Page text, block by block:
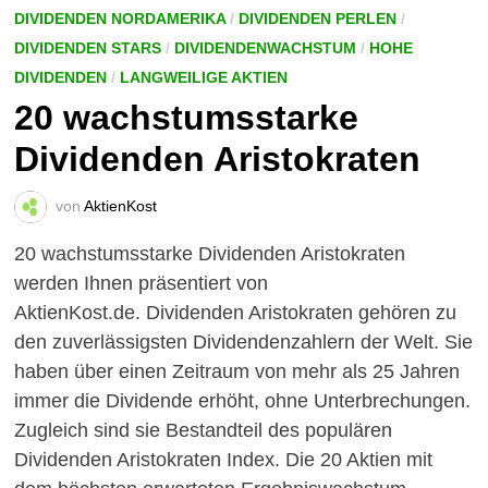
DIVIDENDEN NORDAMERIKA/ DIVIDENDEN PERLEN/
DIVIDENDEN STARS/ DIVIDENDENWACHSTUM / HOHE
DIVIDENDEN/ LANGWEILIGE AKTIEN
20 wachstumsstarke
Dividenden Aristokraten
von AktienKost
20 wachstumsstarke Dividenden Aristokraten
werden Ihnen präsentiert von
AktienKost.de. Dividenden Aristokraten gehören zu
den zuverlässigsten Dividendenzahlern der Welt. Sie
haben über einen Zeitraum von mehr als 25 Jahren
immer die Dividende erhöht, ohne Unterbrechungen.
Zugleich sind sie Bestandteil des populären
Dividenden Aristokraten Index. Die 20 Aktien mit